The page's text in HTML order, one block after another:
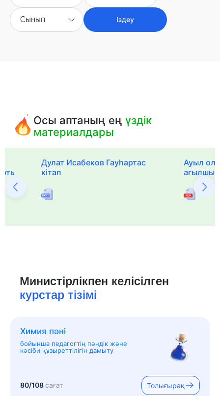
Сынып Іздеу
Осы аптаның еңүздік
материалдары
Дулат Исабеков Гауһартас
кітап
Ауыл
ағылшын
Министірлікпен келісілген
курстар тізімі
Химия пәні
бойынша педагогтің пәндік және
кәсіби құзыреттілігін дамыту
80/108сағат Толығырақ